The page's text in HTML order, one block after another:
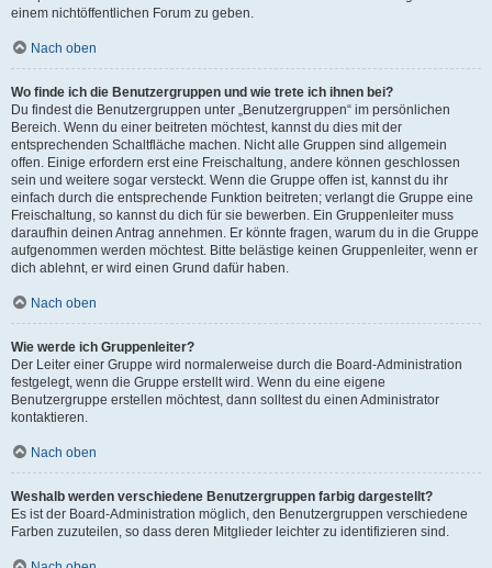
einem nichtöffentlichen Forum zu geben.
Nach oben
Wo finde ich die Benutzergruppen und wie trete ich ihnen bei?
Du findest die Benutzergruppen unter „Benutzergruppen“ im persönlichen
Bereich. Wenn du einer beitreten möchtest, kannst du dies mit der
entsprechenden Schaltfläche machen. Nicht alle Gruppen sind allgemein
offen. Einige erfordern erst eine Freischaltung, andere können geschlossen
sein und weitere sogar versteckt. Wenn die Gruppe offen ist, kannst du ihr
einfach durch die entsprechende Funktion beitreten; verlangt die Gruppe eine
Freischaltung, so kannst du dich für sie bewerben. Ein Gruppenleiter muss
daraufhin deinen Antrag annehmen. Er könnte fragen, warum du in die Gruppe
aufgenommen werden möchtest. Bitte belästige keinen Gruppenleiter, wenn er
dich ablehnt, er wird einen Grund dafür haben.
Nach oben
Wie werde ich Gruppenleiter?
Der Leiter einer Gruppe wird normalerweise durch die Board-Administration
festgelegt, wenn die Gruppe erstellt wird. Wenn du eine eigene
Benutzergruppe erstellen möchtest, dann solltest du einen Administrator
kontaktieren.
Nach oben
Weshalb werden verschiedene Benutzergruppen farbig dargestellt?
Es ist der Board-Administration möglich, den Benutzergruppen verschiedene
Farben zuzuteilen, so dass deren Mitglieder leichter zu identifizieren sind.